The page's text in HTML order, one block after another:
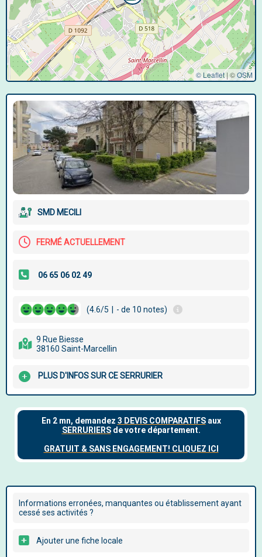
© Leaflet | ©OSM
SMD MECILI
FERMÉ ACTUELLEMENT
(4.6/5 - de 10 notes)
9 Rue Biesse
38160 Saint-Marcellin
PLUS D'INFOS SUR CE SERRURIER
Informations erronées, manquantes ou établissement ayant
cessé ses activités ?
Ajouter une fiche locale